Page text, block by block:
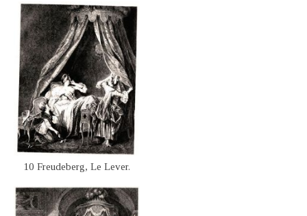
10 Freudeberg, Le Lever.